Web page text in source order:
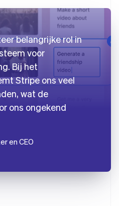
belangrijke rol in
voor
Bij het
Stripe ons veel
wat de
ons ongekend
en CEO